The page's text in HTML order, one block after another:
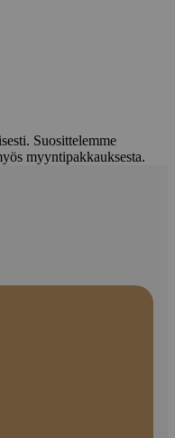
Suosittelemme
myyntipakkauksesta.